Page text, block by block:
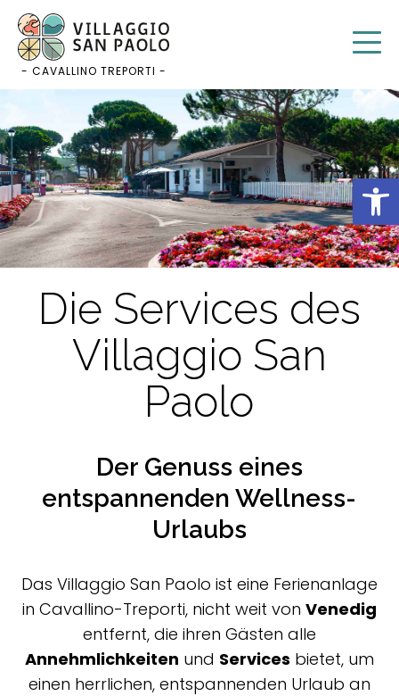
Zum
Inhalt
springen
- CAVALLINO TREPORTI -
Die Services des
Villaggio San
Paolo
Der Genuss eines
entspannenden Wellness-
Urlaubs
Das Villaggio San Paolo ist eine Ferienanlage
in Cavallino-Treporti, nicht weit von Venedig
entfernt, die ihren Gästen alle
Annehmlichkeiten und Services bietet, um
einen herrlichen, entspannenden Urlaub an